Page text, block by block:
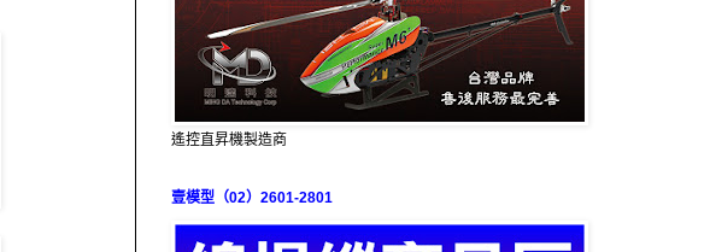
遙控直昇機製造商
壹模型（02）2601-2801